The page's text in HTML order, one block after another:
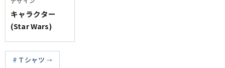
お問い合わせ
キャラクター
(Star Wars)
Ｔシャツ